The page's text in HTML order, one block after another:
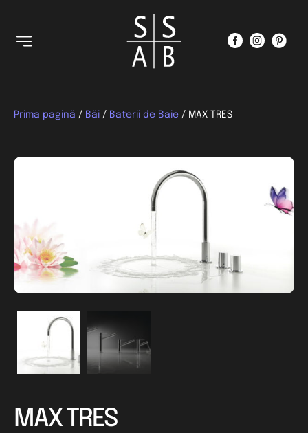
Prima pagină / Băi / Baterii de Baie / MAX TRES
MAX TRES